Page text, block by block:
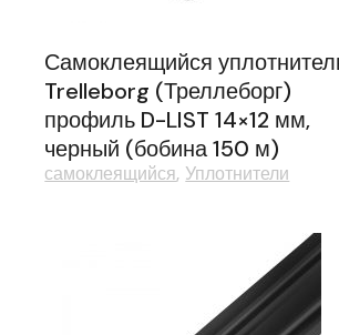
Самоклеящийся
Trelleborg (Треллеборг)
профиль D-LIST 14×12 мм,
черный (бобина 150 м)
самоклеящийся Уплотнители